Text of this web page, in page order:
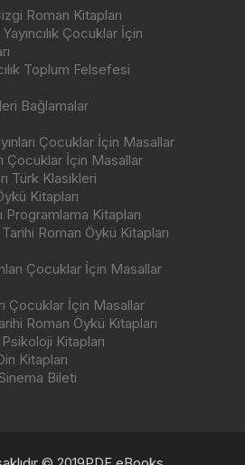
Roman Kitapları
Çocuklar İçin
Toplum Felsefesi
Bağlamalar
Çocuklar İçin Masallar
Çocuklar İçin Masallar
Türk Klasikleri
Kitapları
Programlama Kitapları
Tarihi Roman Öykü Kitapları
Çocuklar İçin Masallar
Çocuklar İçin Masallar
Roman Öykü Kitapları
Psikoloji Kitapları
Kitapları
Bileti